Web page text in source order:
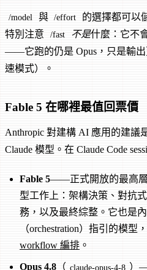
/model 與 /effort
的選擇都可以
特別注意
/fast 不是什麼：它不
——它跑的仍是 Opus，只是輸出
速模式）。
Fable 5 在哪裡最值回票價
Anthropic 對建構 AI 應用的建議
Claude 模型。在 Claude Code
Fable 5——正式開放的最高
型工作上：架構決策、對抗
務，以及最終綜整。它也是
（orchestration）指引的模型
workflow 編排 。
Opus 4.8 （ claude-opus-4-8 ）